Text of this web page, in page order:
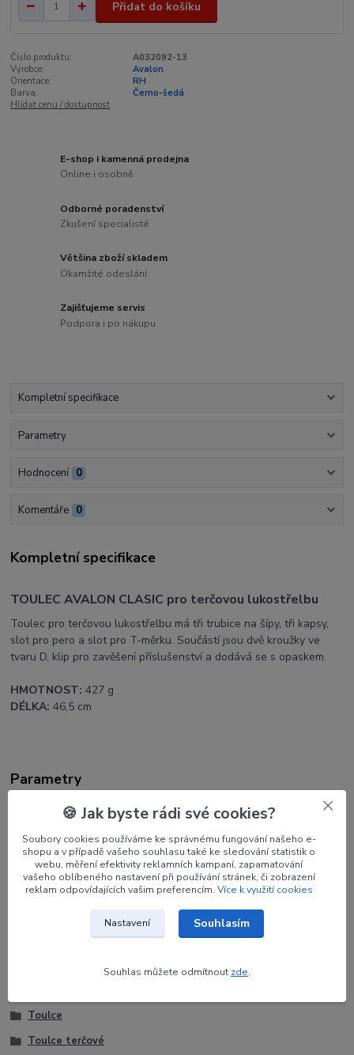
Přidat do košíku
Číslo produktu:
A032092-13
Výrobce:
Avalon
Orientace:
RH
Barva:
Černo-šedá
Hlídat cenu / dostupnost
E-shop i kamenná prodejna
Online i osobně
Odborné poradenství
Zkušení specialisté
Většina zboží skladem
Okamžité odeslání
Zajišťujeme servis
Podpora i po nákupu
Kompletní specifikace
Parametry
Hodnocení 0
Komentáře 0
Kompletní specifikace
TOULEC AVALON CLASIC pro terčovou lukostřelbu
Toulec pro terčovou lukostřelbu má tři trubice na šípy, tři kapsy,
slot pro pero a slot pro T-měrku. Součástí jsou dvě kroužky ve
tvaru D, klip pro zavěšení příslušenství a dodává se s opaskem.
HMOTNOST: 427 g
DÉLKA: 46,5 cm
Parametry
Výrobce Avalon
Orientace RH
Barva Černo-šedá
Zboží zařazeno v kategoriích
Toulce
Toulce terčové
🍪 Jak byste rádi své cookies?
Soubory cookies používáme ke správnému fungování našeho e-
shopu a v případě vašeho souhlasu také ke sledování statistik o
webu, měření efektivity reklamních kampaní, zapamatování
vašeho oblíbeného nastavení při používání stránek, či zobrazení
reklam odpovídajících vašim preferencím. Více k využití cookies
Nastavení Souhlasím
Souhlas můžete odmítnout zde.